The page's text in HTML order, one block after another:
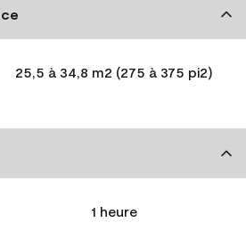
25,5 à 34,8 m2 (275 à 375 pi2)
1 heure